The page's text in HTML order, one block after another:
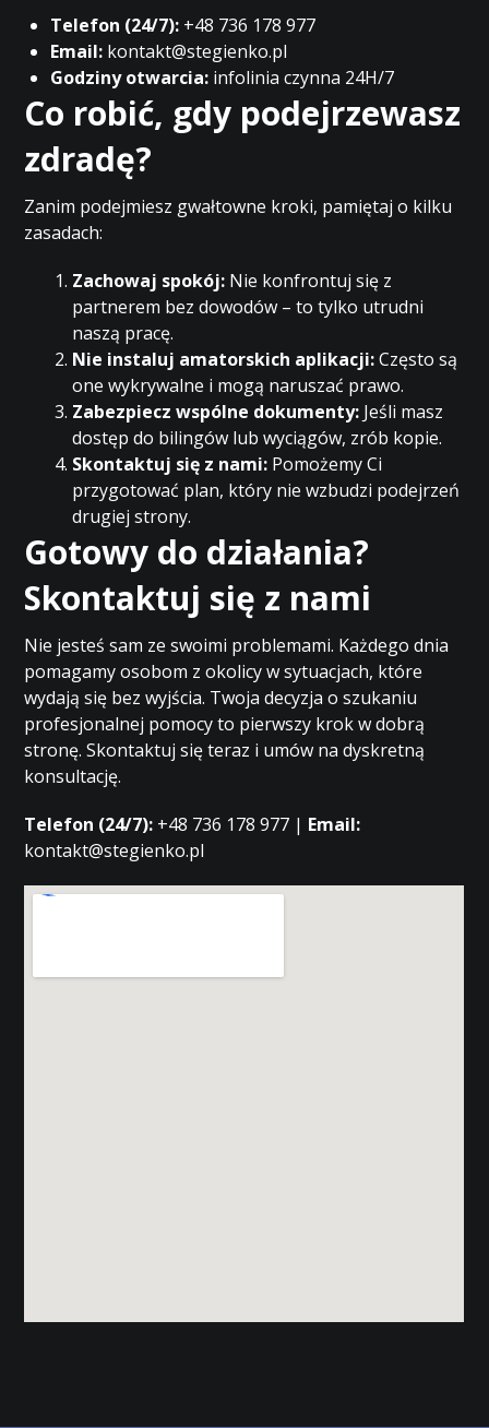
Telefon (24/7): +48 736 178 977
Email: kontakt@stegienko.pl
Godziny otwarcia: infolinia czynna 24H/7
Co robić, gdy podejrzewasz
zdradę?
Zanim podejmiesz gwałtowne kroki, pamiętaj o kilku
zasadach:
Zachowaj spokój: Nie konfrontuj się z
partnerem bez dowodów – to tylko utrudni
naszą pracę.
Nie instaluj amatorskich aplikacji:Często są
one wykrywalne i mogą naruszać prawo.
Zabezpiecz wspólne dokumenty: Jeśli masz
dostęp do bilingów lub wyciągów, zrób kopie.
Skontaktuj się z nami: Pomożemy Ci
przygotować plan, który nie wzbudzi podejrzeń
drugiej strony.
Gotowy do działania?
Skontaktuj się z nami
Nie jesteś sam ze swoimi problemami. Każdego dnia
pomagamy osobom z okolicy w sytuacjach, które
wydają się bez wyjścia. Twoja decyzja o szukaniu
profesjonalnej pomocy to pierwszy krok w dobrą
stronę. Skontaktuj się teraz i umów na dyskretną
konsultację.
Telefon (24/7): +48 736 178 977 | Email:
kontakt@stegienko.pl